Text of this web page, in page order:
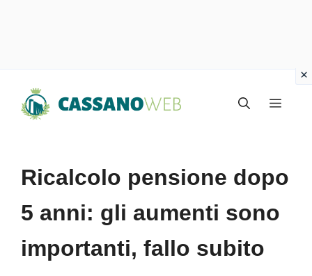
Menu
Ricalcolo pensione dopo
5 anni: gli aumenti sono
importanti, fallo subito